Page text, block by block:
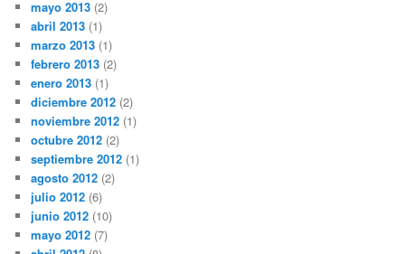
mayo 2013 (2)
abril 2013 (1)
marzo 2013 (1)
febrero 2013 (2)
enero 2013 (1)
diciembre 2012 (2)
noviembre 2012 (1)
octubre 2012 (2)
septiembre 2012 (1)
agosto 2012 (2)
julio 2012 (6)
junio 2012 (10)
mayo 2012 (7)